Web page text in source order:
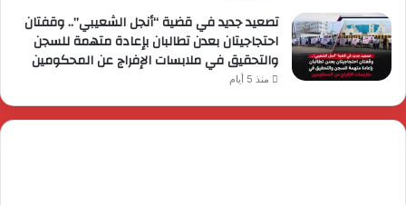
تصعيد جديد في قضية “أنجل الشعيبي”.. وقفتان
احتجاجيتان بعدن تطالبان بإعادة متهمة للسجن
والتحقيق في ملابسات الإفراج عن المحكومين
منذ 5 أيام